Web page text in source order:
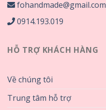
fohandmade@gmail.com
0914.193.019
HỖ TRỢ KHÁCH HÀNG
Về chúng tôi
Trung tâm hỗ trợ